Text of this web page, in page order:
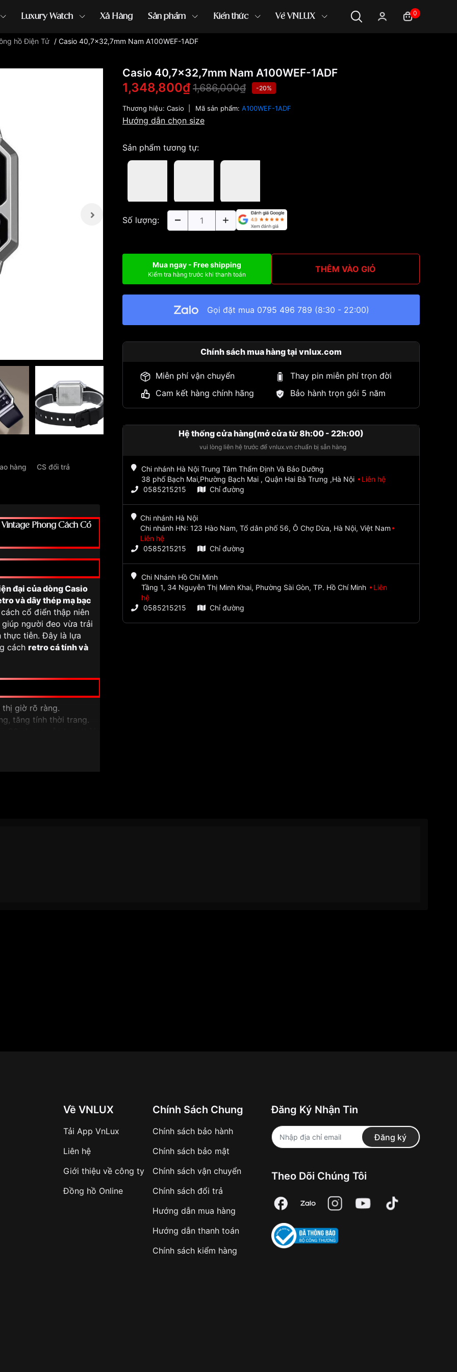
Luxury Watch Xả Hàng Sản phẩm Kiến thức Về VNLUX 0
hồ G-Shock đồng hồ Orient ...
hồ Điện Tử / Casio 40,7×32,7mm Nam A100WEF-1ADF
hàng CS đổi trả
Phong Cách Cổ
đại của dòng Casio
và dây thép mạ bạc
cổ điển thập niên
giúp người đeo vừa trải
thực tiễn. Đây là lựa
cách retro cá tính và
thị giờ rõ ràng.
tăng tính thời trang.
dễ phối trang phục.
màu bạc
giây; lịch tự động;
dual time
đi mưa nhỏ)
Casio 40,7×32,7mm Nam A100WEF-1ADF
1,348,800₫ 1,686,000₫ -20%
Thương hiệu: Casio Mã sản phẩm: A100WEF-1ADF
Hướng dẫn chọn size
Sản phẩm tương tự:
Số lượng:
Mua ngay - Free shipping
Kiểm tra hàng trước khi thanh toán THÊM VÀO GIỎ
Gọi đặt mua 0795 496 789 (8:30 - 22:00)
Chính sách mua hàng tại vnlux.com
Miễn phí vận chuyển
Thay pin miễn phí trọn đời
Cam kết hàng chính hãng
Bảo hành trọn gói 5 năm
Hệ thống cửa hàng(mở cửa từ 8h:00 - 22h:00)
vui lòng liên hệ trước để vnlux.vn chuẩn bị sẵn hàng
Chi nhánh Hà Nội Trung Tâm Thẩm Định Và Bảo Dưỡng
38 phố Bạch Mai,Phường Bạch Mai , Quận Hai Bà Trưng ,Hà Nội
Liên hệ
0585215215
Chỉ đường
Chi nhánh Hà Nội
Chi nhánh HN: 123 Hào Nam, Tổ dân phố 56, Ô Chợ Dừa, Hà Nội, Việt Nam
Liên hệ
0585215215
Chỉ đường
Chi Nhánh Hồ Chí Minh
Tầng 1, 34 Nguyễn Thị Minh Khai, Phường Sài Gòn, TP. Hồ Chí Minh
Liên
hệ
0585215215
Chỉ đường
Về VNLUX
Tải App VnLux
Liên hệ
Giới thiệu về công ty
Đồng hồ Online
Chính Sách Chung
Chính sách bảo hành
Chính sách bảo mật
Chính sách vận chuyển
Chính sách đổi trả
Hướng dẫn mua hàng
Hướng dẫn thanh toán
Chính sách kiểm hàng
Đăng Ký Nhận Tin
Đăng ký
Theo Dõi Chúng Tôi